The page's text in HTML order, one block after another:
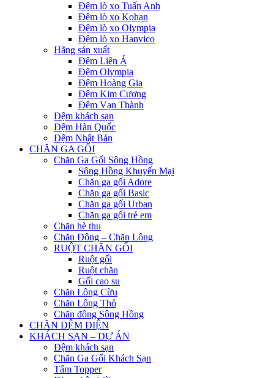
Đệm lò xo Tuấn Anh
Đệm lò xo Kohan
Đệm lò xo Olympia
Đệm lò xo Hanvico
Hãng sản xuất
Đệm Liên Á
Đệm Olympia
Đệm Hoàng Gia
Đệm Kim Cương
Đệm Vạn Thành
Đệm khách sạn
Đệm Hàn Quốc
Đệm Nhật Bản
CHĂN GA GỐI
Chăn Ga Gối Sông Hồng
Sông Hồng Khuyến Mại
Chăn ga gối Adore
Chăn ga gối Basic
Chăn ga gối Urban
Chăn ga gối trẻ em
Chăn hè thu
Chăn Đông – Chăn Lông
RUỘT CHĂN GỐI
Ruột gối
Ruột chăn
Gối cao su
Chăn Lông Cừu
Chăn Lông Thỏ
Chăn đông Sông Hồng
CHĂN ĐỆM ĐIỆN
KHÁCH SẠN – DỰ ÁN
Đệm khách sạn
Chăn Ga Gối Khách Sạn
Tấm Topper